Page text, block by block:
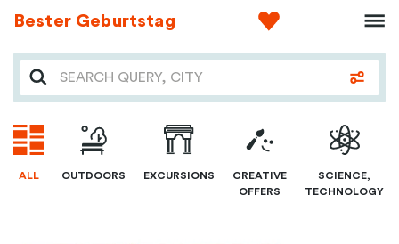
Bester Geburtstag
ALL OUTDOORS EXCURSIONS
CREATIVE
OFFERS
SCIENCE,
TECHNOLOGY